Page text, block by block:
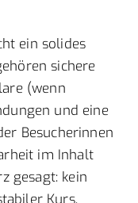
ein solides
sichere
(wenn
und eine
Besucherinnen
im Inhalt
gesagt: kein